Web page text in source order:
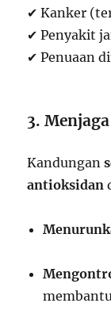
✔ Kanker
✔ Penyakit
✔ Penuaan
3.
Kandungan
antioksidan